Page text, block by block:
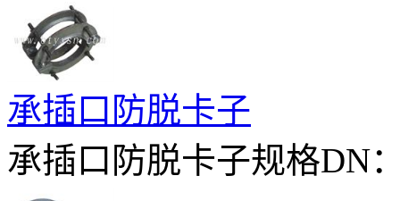
承插口防脱卡子
承插口防脱卡子规格DN